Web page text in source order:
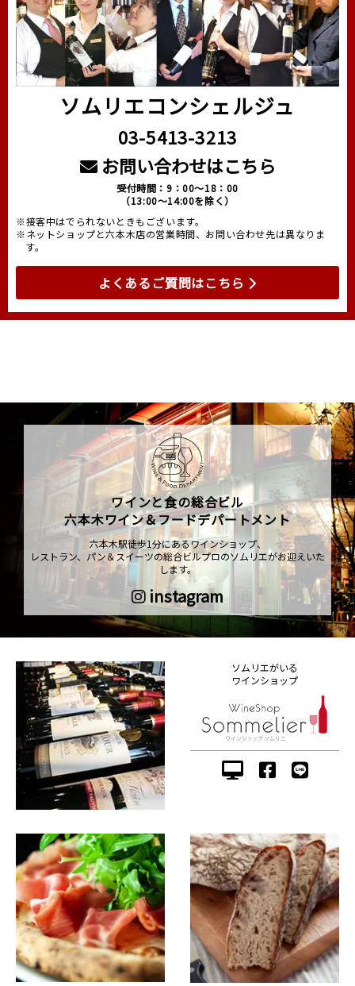
ソムリエコンシェルジュ
03-5413-3213
お問い合わせはこちら
受付時間：9：00～18：00
（13:00～14:00を除く）
※接客中はでられないときもございます。
※ネットショップと六本木店の営業時間、お問い合わせ先は異なりま
す。
よくあるご質問はこちら
ワインと食の総合ビル
六本木ワイン＆フードデパートメント
六本木駅徒歩1分にあるワインショップ、
レストラン、パン＆スイーツの総合ビルプロのソムリエがお迎えいた
します。
instagram
ソムリエがいる
ワインショップ